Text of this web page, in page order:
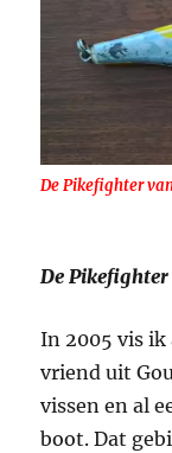
De Pikefighter
De
In 2005 vis ik
vriend uit
vissen en al
boot. Dat